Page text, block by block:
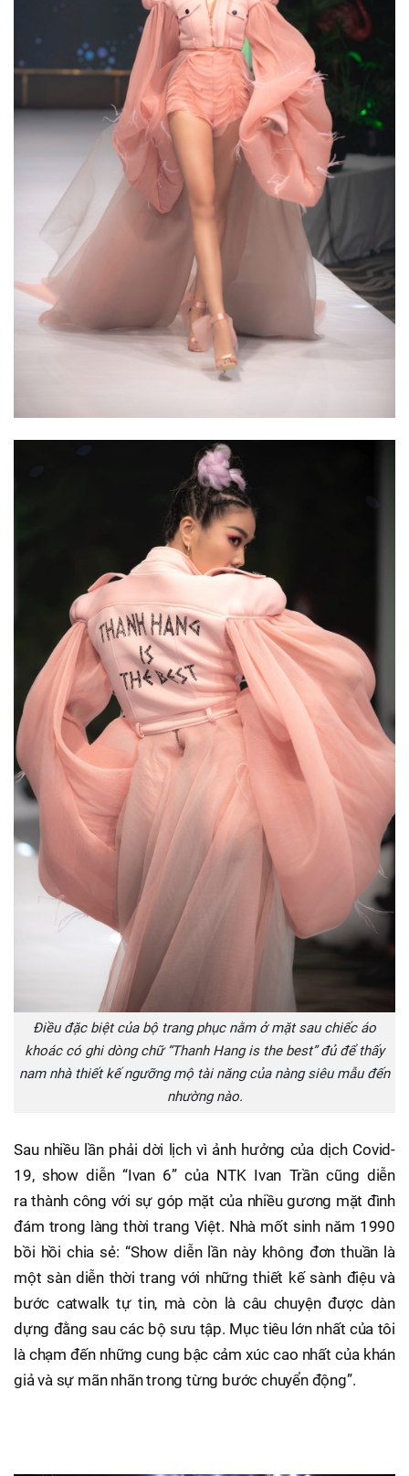
Điều đặc biệt của bộ trang phục nằm ở mặt sau chiếc áo
khoác có ghi dòng chữ “Thanh Hang is the best” đủ để thấy
nam nhà thiết kế ngưỡng mộ tài năng của nàng siêu mẫu đến
nhường nào.
Sau nhiều lần phải dời lịch vì ảnh hưởng của dịch Covid-
19, show diễn “Ivan 6” của NTK Ivan Trần cũng diễn
ra thành công với sự góp mặt của nhiều gương mặt đình
đám trong làng thời trang Việt. Nhà mốt sinh năm 1990
bồi hồi chia sẻ: “Show diễn lần này không đơn thuần là
một sàn diễn thời trang với những thiết kế sành điệu và
bước catwalk tự tin, mà còn là câu chuyện được dàn
dựng đằng sau các bộ sưu tập. Mục tiêu lớn nhất của tôi
là chạm đến những cung bậc cảm xúc cao nhất của khán
giả và sự mãn nhãn trong từng bước chuyển động”.